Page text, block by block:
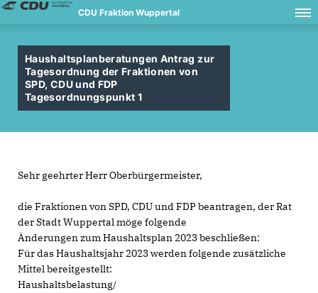
CDU Fraktion Wuppertal
Haushaltsplanberatungen Antrag zur
Tagesordnung der Fraktionen von
SPD, CDU und FDP
Tagesordnungspunkt 1
Sehr geehrter Herr Oberbürgermeister,
die Fraktionen von SPD, CDU und FDP beantragen, der Rat
der Stadt Wuppertal möge folgende
Änderungen zum Haushaltsplan 2023 beschließen:
Für das Haushaltsjahr 2023 werden folgende zusätzliche
Mittel bereitgestellt:
Haushaltsbelastung/